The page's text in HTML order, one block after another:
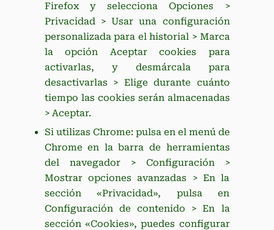
Firefox y selecciona Opciones >
Privacidad > Usar una configuración
personalizada para el historial > Marca
la opción Aceptar cookies para
activarlas, y desmárcala para
desactivarlas > Elige durante cuánto
tiempo las cookies serán almacenadas
> Aceptar.
Si utilizas Chrome: pulsa en el menú de
Chrome en la barra de herramientas
del navegador > Configuración >
Mostrar opciones avanzadas > En la
sección «Privacidad», pulsa en
Configuración de contenido > En la
sección «Cookies», puedes configurar